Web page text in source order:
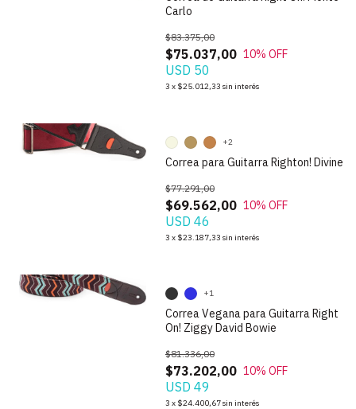
Carlo
$75.037,00
$83.375,00
10% OFF
USD 50
3 x $25.012,33 sin interés
Correa para Guitarra Righton! Divine
$69.562,00
$77.291,00
10% OFF
USD 46
3 x $23.187,33 sin interés
+2
Correa Vegana para Guitarra Right
On! Ziggy David Bowie
$73.202,00
$81.336,00
10% OFF
USD 49
3 x $24.400,67sin interés
+1